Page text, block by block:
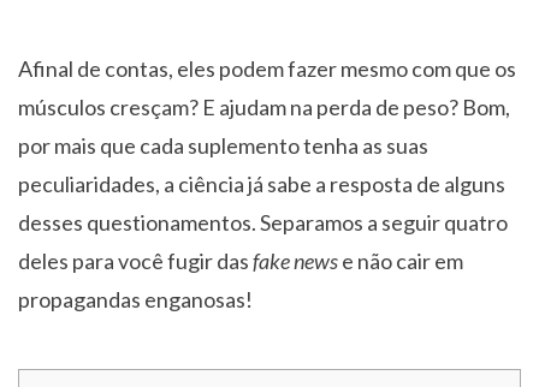
Afinal de contas, eles podem fazer mesmo com que os
músculos cresçam? E ajudam na perda de peso? Bom,
por mais que cada suplemento tenha as suas
peculiaridades, a ciência já sabe a resposta de alguns
desses questionamentos. Separamos a seguir quatro
deles para você fugir dasfake newse não cair em
propagandas enganosas!